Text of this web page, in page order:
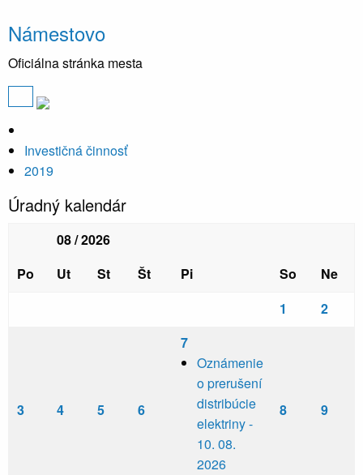
Námestovo
Oficiálna stránka mesta
Investičná činnosť
2019
Úradný kalendár
08 / 2026
Po
Ut St Št Pi So
Ne
1
2
3 4 5 6
7
Oznámenie
o prerušení
distribúcie
elektriny -
10. 08.
2026
8 9